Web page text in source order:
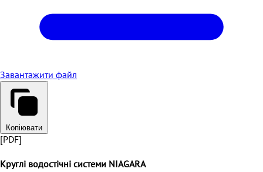
Завантажити файл
Копіювати
[PDF]
Круглі водостічні системи NIAGARA